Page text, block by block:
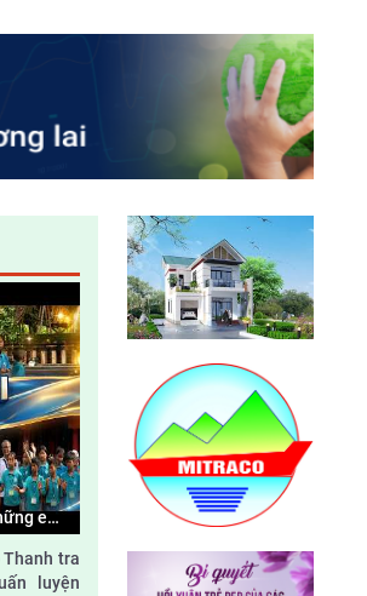
sáng bảo vệ môi trường
đến môi trường và xã hội của các
thủy điện ở Việt Nam
Môi trường Xây dựng số 138
phòng, chống thiên tai khu vực
Bộ
và đoàn kết
của thiên tai và biến đổi khí hậu
phát triển bền vững ở Việt Nam
kính lớn- sát thủ năng lượng
em
Thanh tra
luyện